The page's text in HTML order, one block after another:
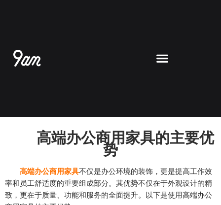
高端办公商用家具的主要优
势
高端办公商用家具不仅是办公环境的装饰，更是提高工作效
率和员工舒适度的重要组成部分。其优势不仅在于外观设计的精
致，更在于质量、功能和服务的全面提升。以下是使用高端办公